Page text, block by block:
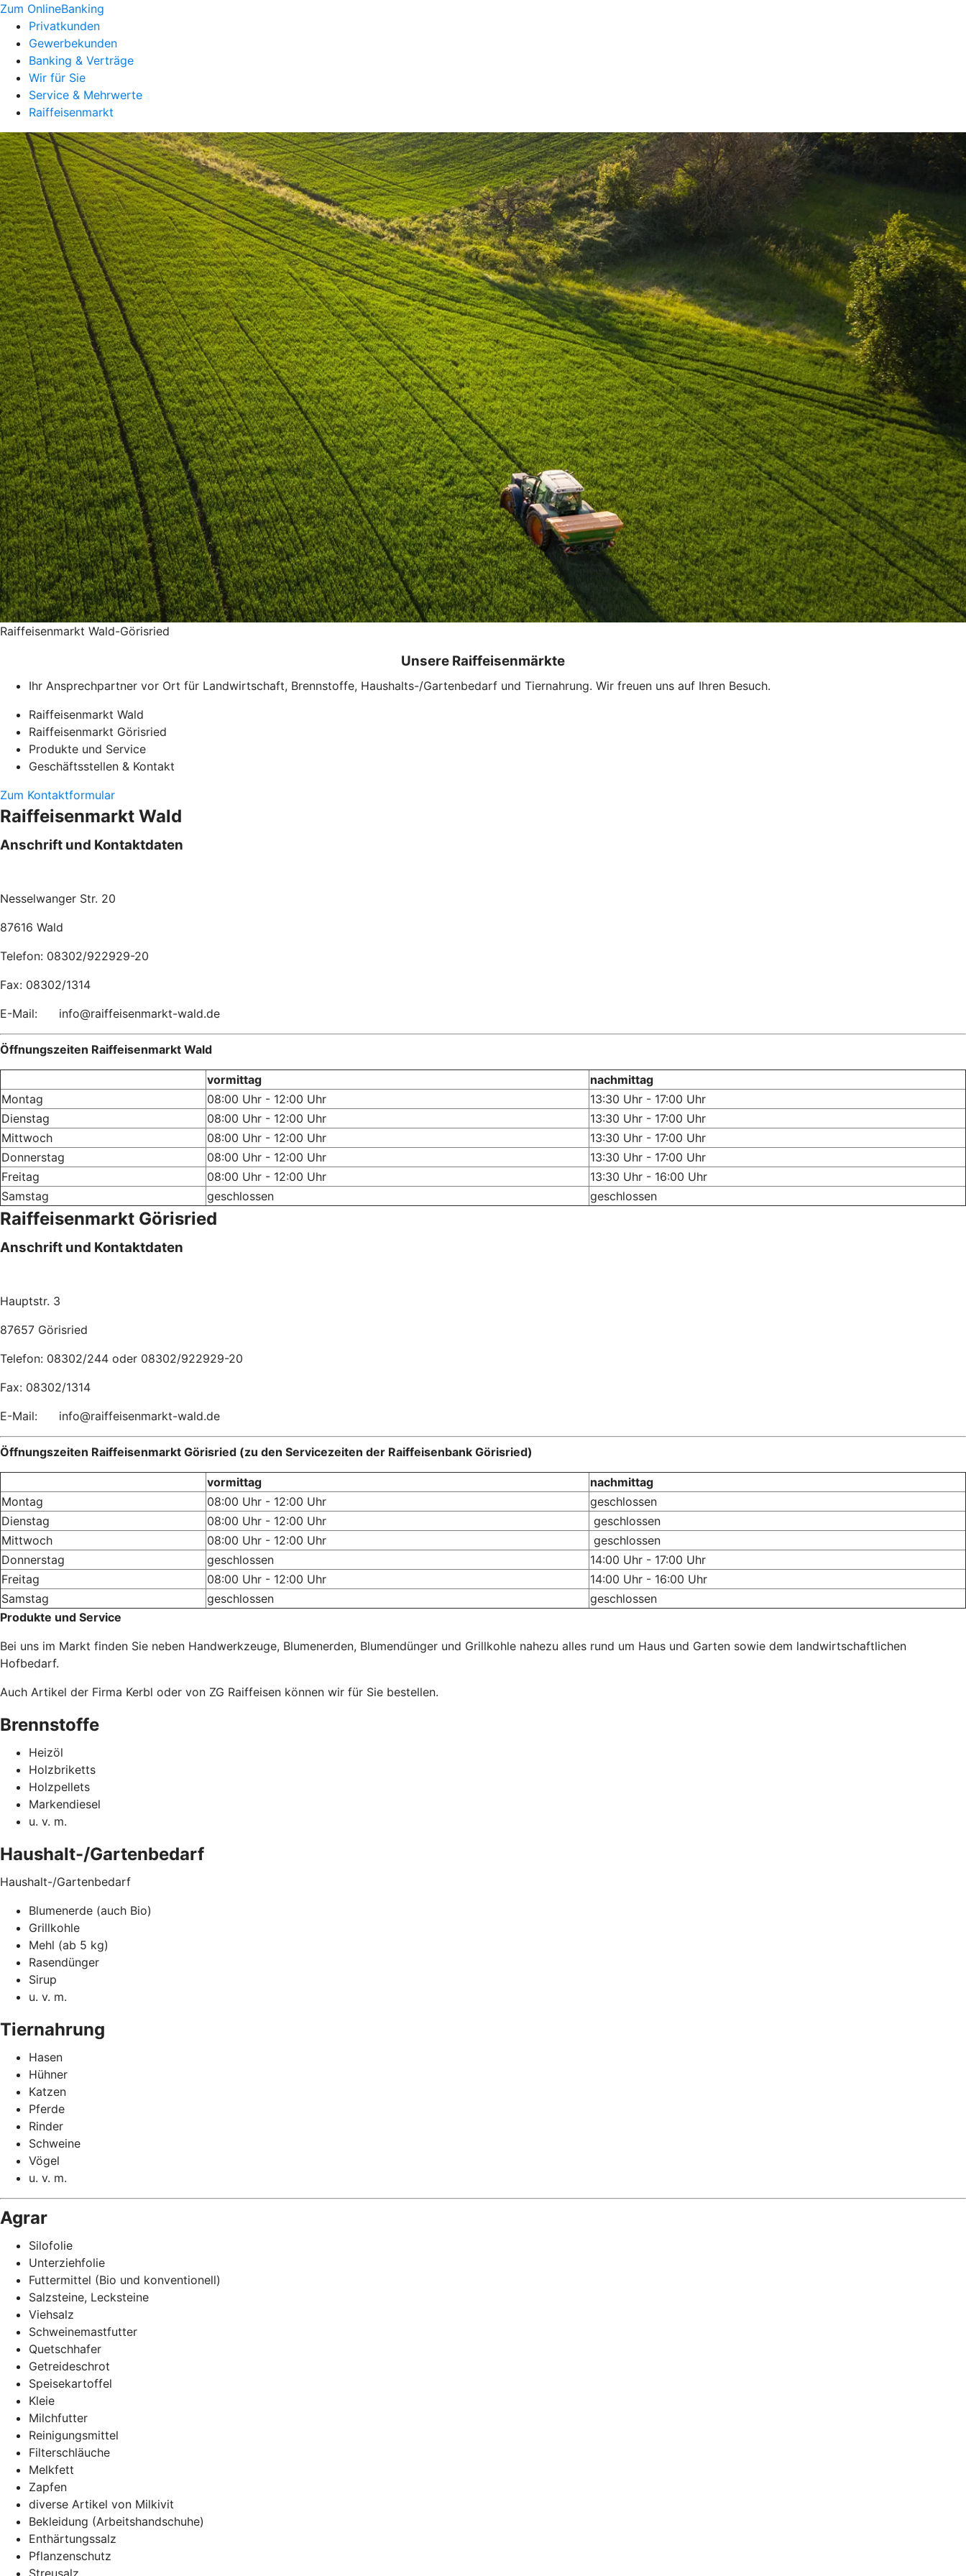
Zum OnlineBanking
Privatkunden
Gewerbekunden
Banking & Verträge
Wir für Sie
Service & Mehrwerte
Raiffeisenmarkt
Raiffeisenmarkt Wald-Görisried
Unsere Raiffeisenmärkte
Ihr Ansprechpartner vor Ort für Landwirtschaft, Brennstoffe, Haushalts-/Gartenbedarf und Tiernahrung. Wir freuen uns auf Ihren Besuch.
Raiffeisenmarkt Wald
Raiffeisenmarkt Görisried
Produkte und Service
Geschäftsstellen & Kontakt
Zum Kontaktformular
Raiffeisenmarkt Wald
Anschrift und Kontaktdaten
Nesselwanger Str. 20
87616 Wald
Telefon: 08302/922929-20
Fax: 08302/1314
E-Mail: info@raiffeisenmarkt-wald.de
Öffnungszeiten Raiffeisenmarkt Wald
vormittag
nachmittag
Montag
08:00 Uhr - 12:00 Uhr
13:30 Uhr - 17:00 Uhr
Dienstag
08:00 Uhr - 12:00 Uhr
13:30 Uhr - 17:00 Uhr
Mittwoch
08:00 Uhr - 12:00 Uhr
13:30 Uhr - 17:00 Uhr
Donnerstag
08:00 Uhr - 12:00 Uhr
13:30 Uhr - 17:00 Uhr
Freitag
08:00 Uhr - 12:00 Uhr
13:30 Uhr - 16:00 Uhr
Samstag
geschlossen geschlossen
Raiffeisenmarkt Görisried
Anschrift und Kontaktdaten
Hauptstr. 3
87657 Görisried
Telefon: 08302/244 oder 08302/922929-20
Fax: 08302/1314
E-Mail: info@raiffeisenmarkt-wald.de
Öffnungszeiten Raiffeisenmarkt Görisried (zu den Servicezeiten der Raiffeisenbank Görisried)
vormittag
nachmittag
Montag
08:00 Uhr - 12:00 Uhr
geschlossen
Dienstag
08:00 Uhr - 12:00 Uhr
geschlossen
Mittwoch
08:00 Uhr - 12:00 Uhr
geschlossen
Donnerstag
geschlossen
14:00 Uhr - 17:00 Uhr
Freitag
08:00 Uhr - 12:00 Uhr
14:00 Uhr - 16:00 Uhr
Samstag
geschlossen
geschlossen
Produkte und Service
Bei uns im Markt finden Sie neben Handwerkzeuge, Blumenerden, Blumendünger und Grillkohle nahezu alles rund um Haus und Garten sowie dem landwirtschaftlichen
Hofbedarf.
Auch Artikel der Firma Kerbl oder von ZG Raiffeisen können wir für Sie bestellen.
Brennstoffe
Heizöl
Holzbriketts
Holzpellets
Markendiesel
u. v. m.
Haushalt-/Gartenbedarf
Haushalt-/Gartenbedarf
Blumenerde (auch Bio)
Grillkohle
Mehl (ab 5 kg)
Rasendünger
Sirup
u. v. m.
Tiernahrung
Hasen
Hühner
Katzen
Pferde
Rinder
Schweine
Vögel
u. v. m.
Agrar
Silofolie
Unterziehfolie
Futtermittel (Bio und konventionell)
Salzsteine, Lecksteine
Viehsalz
Schweinemastfutter
Quetschhafer
Getreideschrot
Speisekartoffel
Kleie
Milchfutter
Reinigungsmittel
Filterschläuche
Melkfett
Zapfen
diverse Artikel von Milkivit
Bekleidung (Arbeitshandschuhe)
Enthärtungssalz
Pflanzenschutz
Streusalz